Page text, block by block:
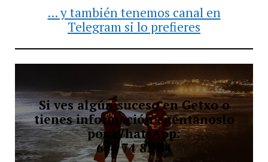
... y también tenemos canal en
Telegram si lo prefieres
Si ves algún suceso en Getxo o
tienes información cuéntanoslo
por WhatsApp:
644 74 82 84